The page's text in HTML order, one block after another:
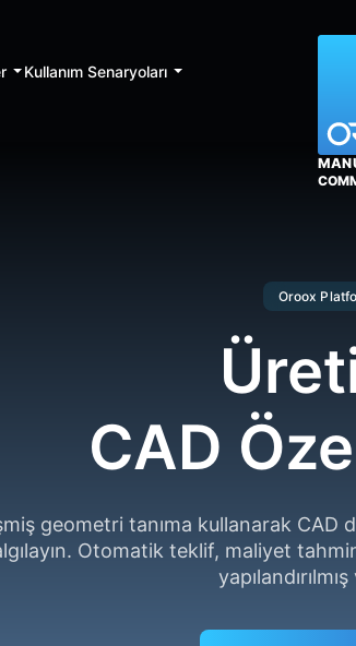
Kullanım Senaryoları
Oroox
CAD
geometri tanıma kullanarak
Otomatik teklif, maliyet